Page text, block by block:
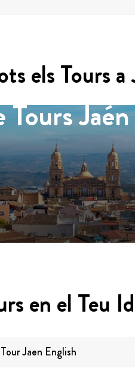
els Tours a
Tours Jaén
en el Teu
Jaen English